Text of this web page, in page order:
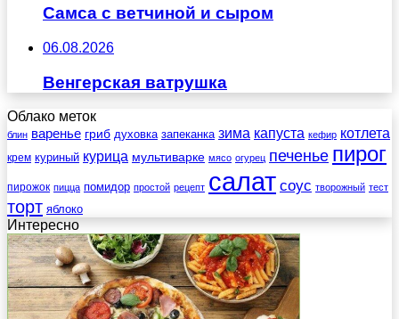
Самса с ветчиной и сыром
06.08.2026
Венгерская ватрушка
Облако меток
блин варенье гриб духовка запеканка зима капуста кефир котлета
крем куриный курица мультиварке мясо огурец печенье пирог
пирожок пицца помидор простой рецепт салат соус творожный тест
торт яблоко
Интересно